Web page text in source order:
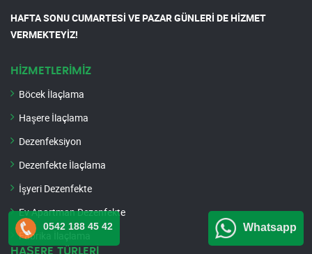
HAFTA SONU CUMARTESİ VE PAZAR GÜNLERİ DE HİZMET
VERMEKTEYİZ!
HİZMETLERİMİZ
Böcek İlaçlama
Haşere İlaçlama
Dezenfeksiyon
Dezenfekte İlaçlama
İşyeri Dezenfekte
Ev Apartman Dezenfekte
Fabrika İlaçlama
HAŞERE TÜRLERİ
0542 188 45 42 Whatsapp